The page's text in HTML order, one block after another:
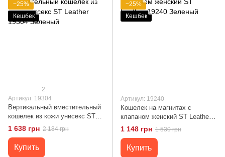
−25%
Кешбек
2
Артикул: 19304
Вертикальный вместительный
кошелек из кожи унисекс ST
Leather 19304 Зеленый
1 638 грн 2 184 грн
Купить
−25%
Кешбек
Артикул: 19240
Кошелек на магнитах с
клапаном женский ST Leather
19240 Зеленый
1 148 грн 1 530 грн
Купить